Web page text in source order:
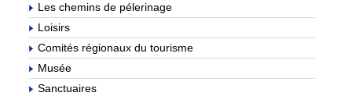
Les chemins de pélerinage
Loisirs
Comités régionaux du tourisme
Musée
Sanctuaires